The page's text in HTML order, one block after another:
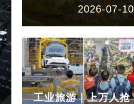
2026-07-10
工业旅游｜上万人抢